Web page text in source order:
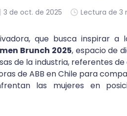
3 de oct. de 2025 Lectura de 3
que busca inspirar a
Brunch 2025, espacio de
de la industria, referentes de
de ABB en Chile para
las mujeres en